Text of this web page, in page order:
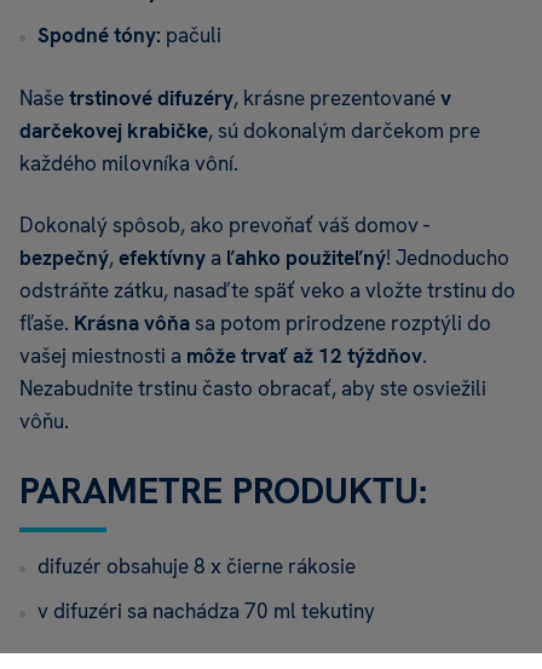
Spodné tóny: pačuli
Našetrstinové difuzéry, krásne prezentovanév
darčekovej krabičke, sú dokonalým darčekom pre
každého milovníka vôní.
Dokonalý spôsob, ako prevoňať váš domov -
bezpečný,efektívny a ľahko použiteľný! Jednoducho
odstráňte zátku, nasaďte späť veko a vložte trstinu do
fľaše. Krásna vôňa sa potom prirodzene rozptýli do
vašej miestnosti a môže trvať až 12 týždňov.
Nezabudnite trstinu často obracať, aby ste osviežili
vôňu.
PARAMETRE PRODUKTU:
difuzér obsahuje 8 x čierne rákosie
v difuzéri sa nachádza 70 ml tekutiny